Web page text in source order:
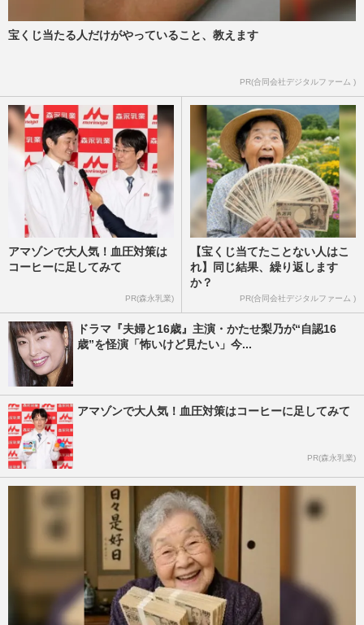
宝くじ当たる人だけがやっていること、教えます
PR(合同会社デジタルファーム )
アマゾンで大人気！血圧対策は
コーヒーに足してみて
PR(森永乳業)
【宝くじ当てたことない人はこ
れ】同じ結果、繰り返します
か？
PR(合同会社デジタルファーム )
ドラマ『夫婦と16歳』主演・かたせ梨乃が“自認16
歳”を怪演「怖いけど見たい」今...
アマゾンで大人気！血圧対策はコーヒーに足してみて
PR(森永乳業)